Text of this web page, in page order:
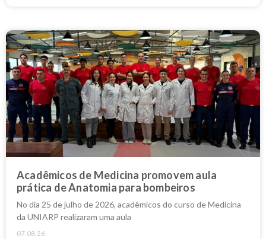
Acadêmicos de Medicina promovem aula
prática de Anatomia para bombeiros
No dia 25 de julho de 2026, acadêmicos do curso de Medicina
da UNIARP realizaram uma aula
07.08.26